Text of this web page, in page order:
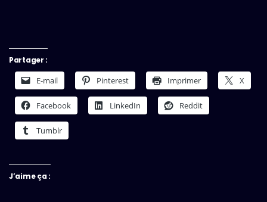
Partager :
E-mail Pinterest Imprimer X
Facebook LinkedIn Reddit
Tumblr
J’aime ça :